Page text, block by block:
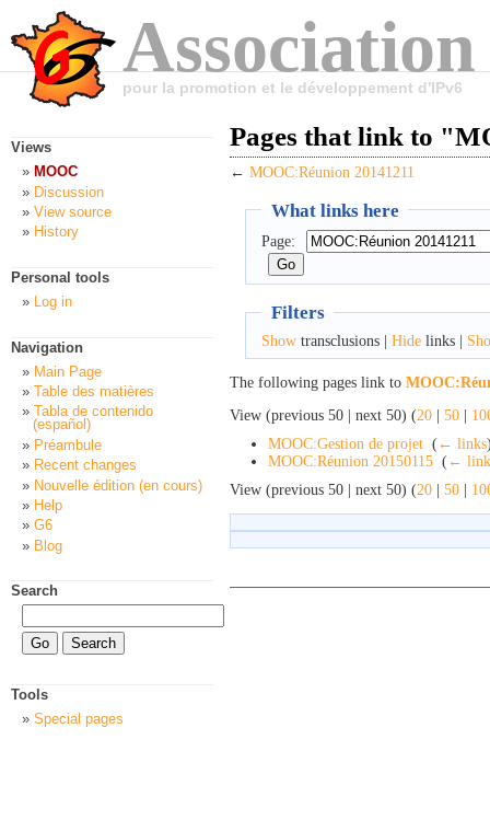
pour la promotion et le développement d'IPv6
Pages that link to
← MOOC:Réunion 20141211
What links here
Page:
Filters
Showtransclusions | Hidelinks |
The following pages link to
View (previous 50 | next 50) (20 | 50 |
MOOC:Gestion de projet ( ← links
MOOC:Réunion 20150115 ( ←
View (previous 50 | next 50) (20 | 50 |
Views
MOOC
Discussion
View source
History
Personal tools
Log in
Navigation
Main Page
Table des matières
Tabla de contenido
(español)
Préambule
Recent changes
Nouvelle édition (en cours)
Help
G6
Blog
Search
Tools
Special pages